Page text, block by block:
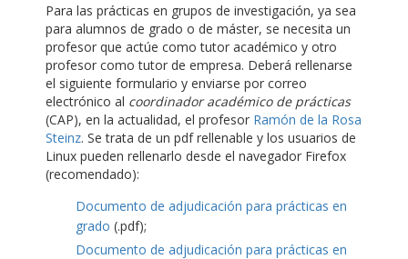
Para las prácticas en grupos de investigación, ya sea
para alumnos de grado o de máster, se necesita un
profesor que actúe como tutor académico y otro
profesor como tutor de empresa. Deberá rellenarse
el siguiente formulario y enviarse por correo
electrónico al coordinador académico de prácticas
(CAP), en la actualidad, el profesor Ramón de la Rosa
Steinz. Se trata de un pdf rellenable y los usuarios de
Linux pueden rellenarlo desde el navegador Firefox
(recomendado):
Documento de adjudicación para prácticas en
grado (.pdf);
Documento de adjudicación para prácticas en